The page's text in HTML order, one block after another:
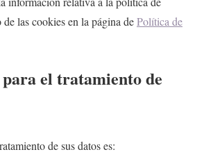
las cookies en la página dePolítica de
el tratamiento de
de sus datos es: